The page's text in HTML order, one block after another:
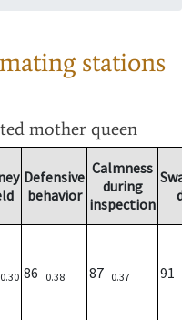
stations
mother queen
Defensive
behavior
Calmness
during
inspection
0.30 86 0.38 87 0.37 91